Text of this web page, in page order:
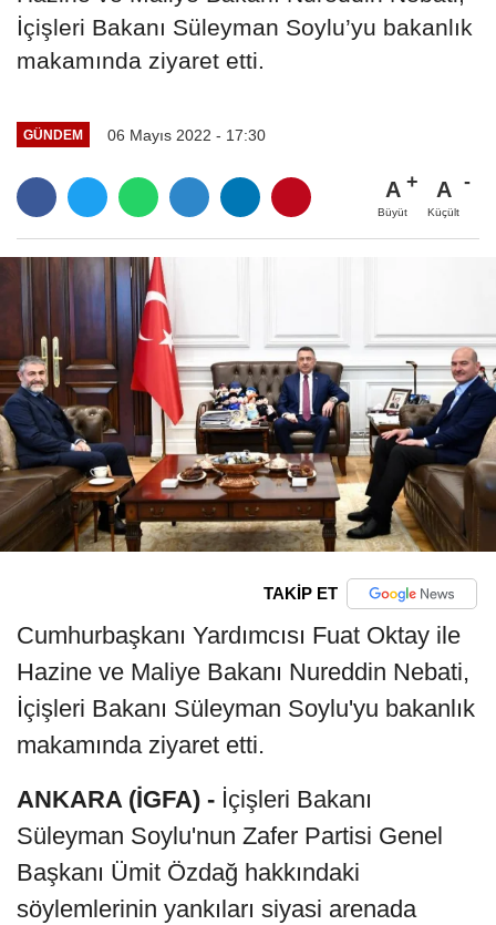
İçişleri Bakanı Süleyman Soylu’yu bakanlık
makamında ziyaret etti.
GÜNDEM 06 Mayıs 2022 - 17:30
A
Büyüt
A
Küçült
TAKİP ET
Cumhurbaşkanı Yardımcısı Fuat Oktay ile
Hazine ve Maliye Bakanı Nureddin Nebati,
İçişleri Bakanı Süleyman Soylu'yu bakanlık
makamında ziyaret etti.
ANKARA (İGFA) - İçişleri Bakanı
Süleyman Soylu'nun Zafer Partisi Genel
Başkanı Ümit Özdağ hakkındaki
söylemlerinin yankıları siyasi arenada